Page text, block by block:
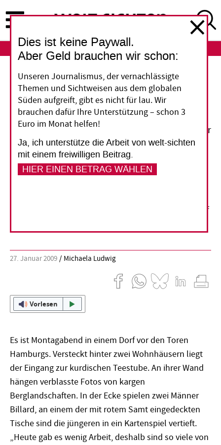
zum
Inhalt
ABO
Keine Papiere, keine Rechte
Offiziell existieren sie nicht: Hunderttausende
Migranten leben und arbeiten in Deutschland
ohne Aufenthaltsgenehmigung. Sie haben weder
Arbeitsverträge noch eine Krankenversicherung
und sind auf das Wohlwollen ihrer Arbeitgeber
angewiesen. Doch in ihrer Heimat können sie
nach billigen Arbeitskräften im Haushalt und auf
27. Januar 2009 Michaela Ludwig
Vorlesen
Es ist Montagabend in einem Dorf vor den Toren
Hamburgs. Versteckt hinter zwei Wohnhäusern liegt
der Eingang zur kurdischen Teestube. An ihrer Wand
hängen verblasste Fotos von kargen
Berglandschaften. In der Ecke spielen zwei Männer
Billard, an einem der mit rotem Samt eingedeckten
Tische sind die jüngeren in ein Kartenspiel vertieft.
„Heute gab es wenig Arbeit, deshalb sind so viele von
Dies ist keine Paywall.
Aber Geld brauchen wir schon:
Unseren Journalismus, der vernachlässigte
Themen und Sichtweisen aus dem globalen
Süden aufgreift, gibt es nicht für lau. Wir
brauchen dafür Ihre Unterstützung – schon 3
Euro im Monat helfen!
Ja, ich unterstütze die Arbeit von welt-sichten
mit einem freiwilligen Beitrag.
HIER EINEN BETRAG WÄHLEN